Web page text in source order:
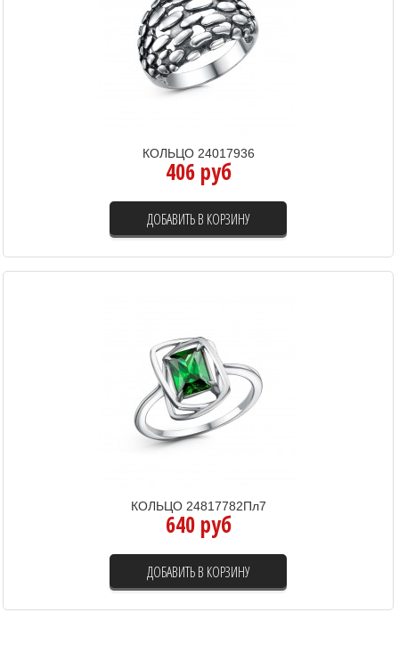
КОЛЬЦО 24017936
406 руб
ДОБАВИТЬ В КОРЗИНУ
КОЛЬЦО 24817782Пл7
640 руб
ДОБАВИТЬ В КОРЗИНУ